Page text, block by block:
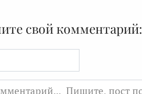
свой комментарий: